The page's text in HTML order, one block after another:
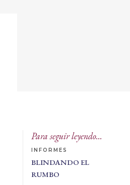
Para seguir leyendo...
INFORMES
BLINDANDO EL
RUMBO